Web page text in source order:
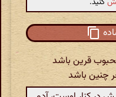
قرین باشد
چنین باشد